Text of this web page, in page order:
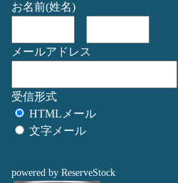
お名前(姓名)
メールアドレス
受信形式
HTMLメール
文字メール
powered by ReserveStock